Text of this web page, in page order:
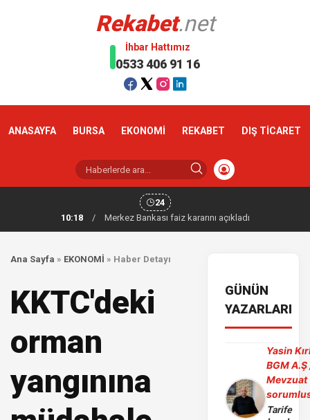
Rekabet.net
İhbar Hattımız
0533 406 91 16
ANASAYFA BURSA EKONOMİ REKABET DIŞ TİCARET
24
10:18
/ Merkez Bankası faiz kararını açıkladı
Ana Sayfa » EKONOMİ » Haber Detayı
KKTC'deki
orman
yangınına
GÜNÜN
YAZARLARI
Yasin
BGM A.Ş
Mevzuat
Tarife